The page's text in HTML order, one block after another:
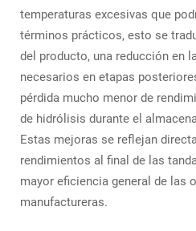
temperaturas excesivas que
términos prácticos, esto se
del producto, una reducción en
necesarios en etapas
pérdida mucho menor de
de hidrólisis durante el
Estas mejoras se reflejan
rendimientos al final de las
mayor eficiencia general de las
manufactureras.